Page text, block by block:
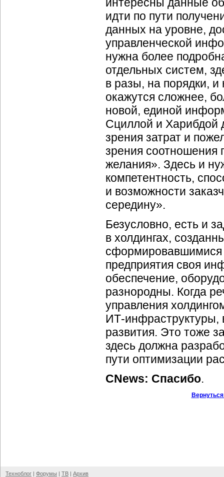
идти по пути
данных на уровне,
управленческой
нужна более
отдельных систем,
в разы, на порядки, и
окажутся сложнее,
новой, единой
Сциллой и Харибдой
зрения затрат и
зрения соотношения
желания». Здесь и
компетентность,
и возможности
середину».
Безусловно, есть и
в холдингах,
предприятия своя
обеспечение,
разнородны. Когда
управления
ИТ-инфраструктуры,
развития. Это тоже
здесь должна
пути оптимизации
CNews: Спасибо.
Техноблог | Форумы | ТВ | Архив